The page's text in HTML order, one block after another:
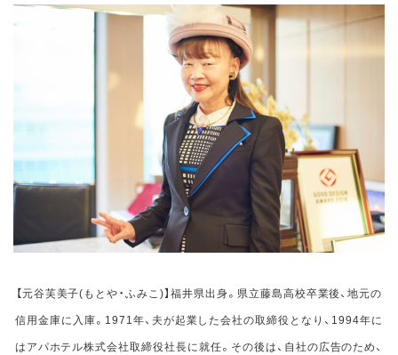
【元谷芙美子(もとや・ふみこ)】福井県出身。県立藤島高校卒業後、地元の
信用金庫に入庫。1971年、夫が起業した会社の取締役となり、1994年に
はアパホテル株式会社取締役社長に就任。その後は、自社の広告のため、